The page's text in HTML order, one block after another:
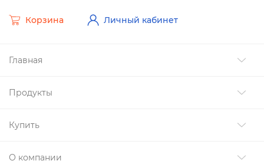
Главная
Продукты
Купить
О компании
Корзина Личный кабинет